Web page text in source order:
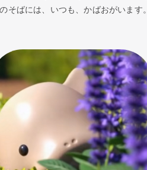
そばには、いつも、かばおがいます。